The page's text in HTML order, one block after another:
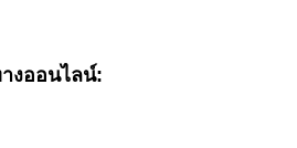
งออนไลน์: